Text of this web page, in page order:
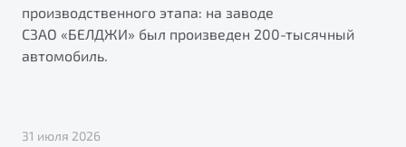
производственного этапа: на заводе
СЗАО «БЕЛДЖИ» был произведен 200-тысячный
автомобиль.
31 июля 2026